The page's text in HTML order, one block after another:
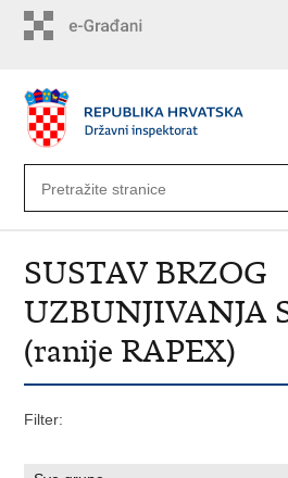
SUSTAV BRZOG
UZBUNJIVANJA
(ranije RAPEX)
Filter: